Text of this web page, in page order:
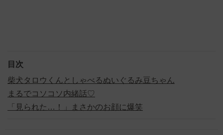
目次
柴犬タロウくんとしゃべるぬいぐるみ豆ちゃん
まるでコソコソ内緒話♡
「見られた…！」まさかのお顔に爆笑